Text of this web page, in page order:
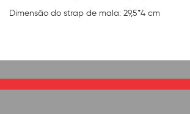
Dimensão do strap de mala: 29,5*4 cm